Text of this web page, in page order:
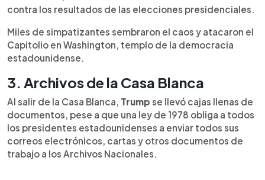
contra los resultados de las elecciones presidenciales.
Miles de simpatizantes sembraron el caos y atacaron el
Capitolio en Washington, templo de la democracia
estadounidense.
3. Archivos de la Casa Blanca
Al salir de la Casa Blanca, Trump se llevó cajas llenas de
documentos, pese a que una ley de 1978 obliga a todos
los presidentes estadounidenses a enviar todos sus
correos electrónicos, cartas y otros documentos de
trabajo a los Archivos Nacionales.